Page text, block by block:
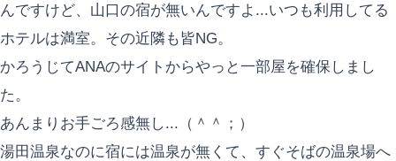
んですけど、山口の宿が無いんですよ...いつも利用してる
ホテルは満室。その近隣も皆NG。
かろうじてANAのサイトからやっと一部屋を確保しまし
た。
あんまりお手ごろ感無し...（＾＾；）
湯田温泉なのに宿には温泉が無くて、すぐそばの温泉場へ